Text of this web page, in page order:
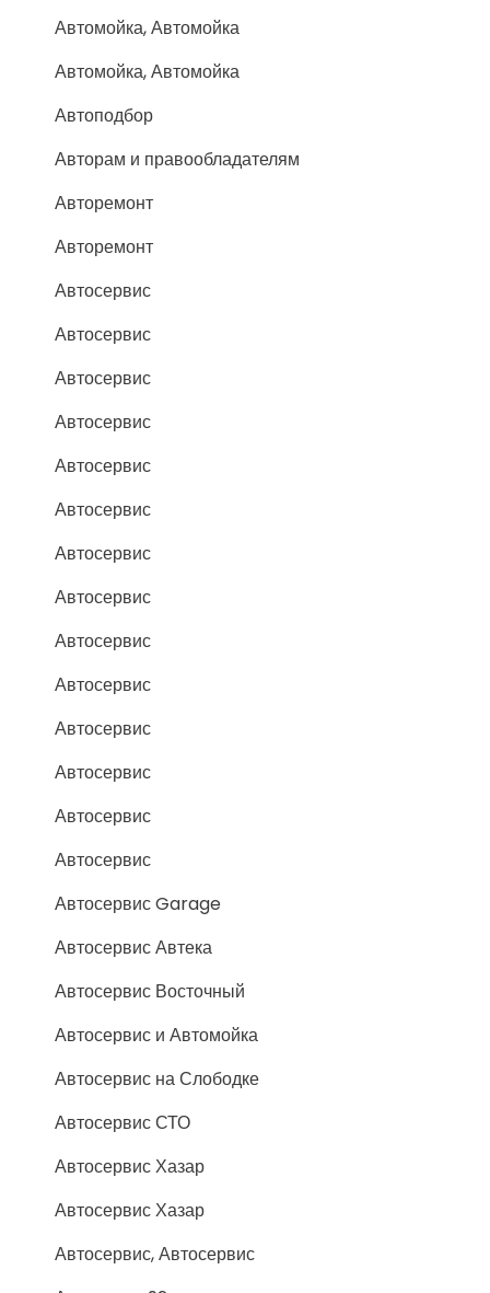
Автомойка, Автомойка
Автомойка, Автомойка
Автоподбор
Авторам и правообладателям
Авторемонт
Авторемонт
Автосервис
Автосервис
Автосервис
Автосервис
Автосервис
Автосервис
Автосервис
Автосервис
Автосервис
Автосервис
Автосервис
Автосервис
Автосервис
Автосервис
Автосервис Garage
Автосервис Автека
Автосервис Восточный
Автосервис и Автомойка
Автосервис на Слободке
Автосервис СТО
Автосервис Хазар
Автосервис Хазар
Автосервис, Автосервис